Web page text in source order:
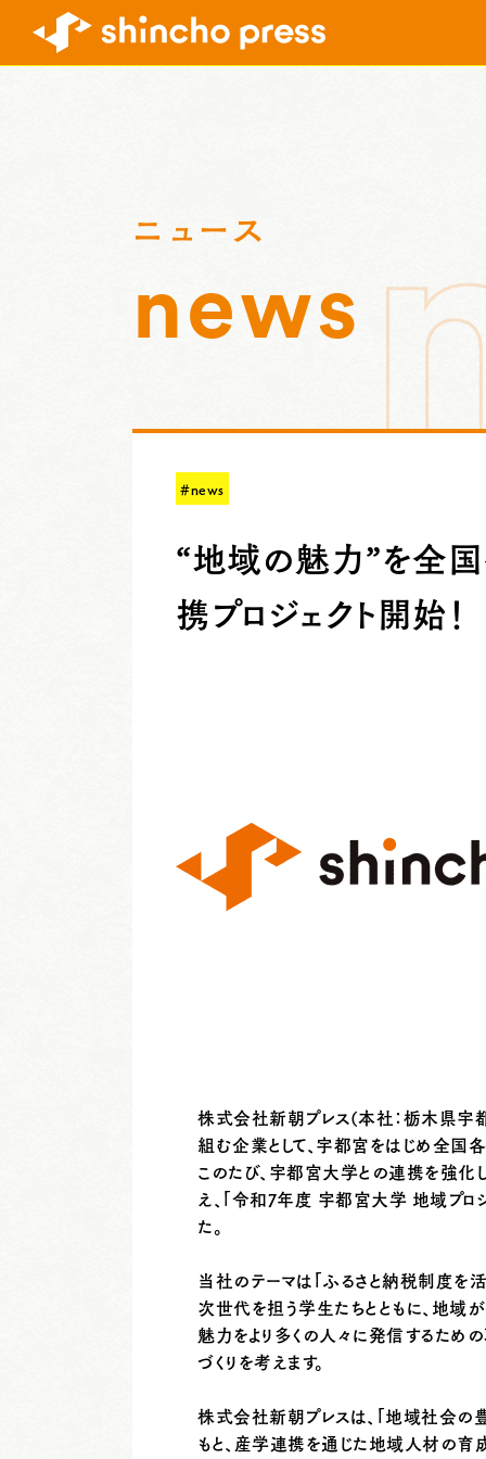
ニュース
news
#news
“地域の魅力”を全
携プロジェクト開始！
株式会社新朝プレス(本社：栃木県宇
組む企業として、宇都宮をはじめ全国
このたび、宇都宮大学との連携を強化
え、「令和7年度 宇都宮大学 地域プロ
た。
当社のテーマは「ふるさと納税制度を
次世代を担う学生たちとともに、地域
魅力をより多くの人々に発信するため
づくりを考えます。
株式会社新朝プレスは、「地域社会の
もと、産学連携を通じた地域人材の